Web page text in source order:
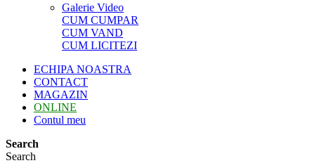
Galerie Video
CUM CUMPAR
CUM VAND
CUM LICITEZI
ECHIPA NOASTRA
CONTACT
MAGAZIN
ONLINE
Contul meu
Search
Search